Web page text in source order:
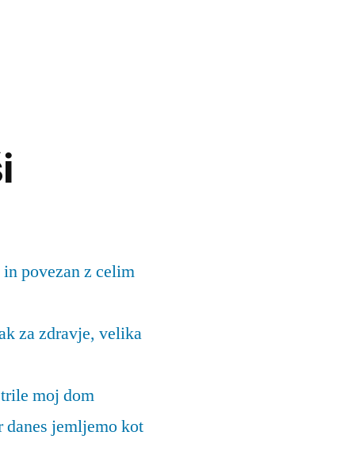
povezan z celim
za zdravje, velika
moj dom
danes jemljemo kot